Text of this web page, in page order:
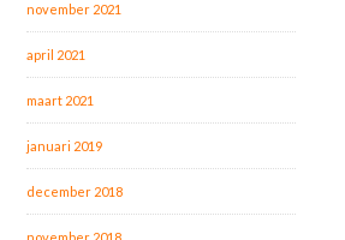
november 2021
april 2021
maart 2021
januari 2019
december 2018